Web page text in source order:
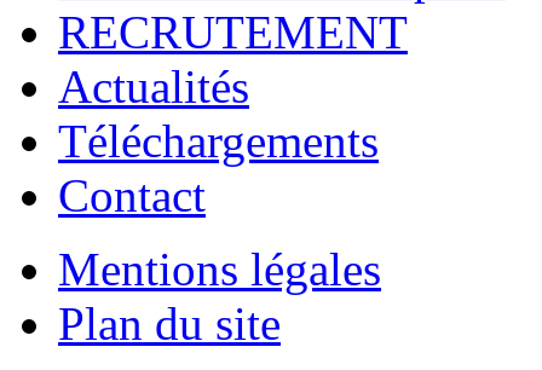
RECRUTEMENT
Actualités
Téléchargements
Contact
Mentions légales
Plan du site